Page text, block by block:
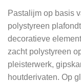
Pastalijm op basis
polystyreen
decoratieve
zacht polystyreen
pleisterwerk,
houtderivaten. Op